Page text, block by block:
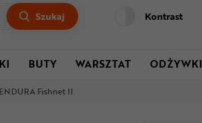
Szukaj Kontrast
BUTY WARSZTAT ODŻYWKI
Fishnet II